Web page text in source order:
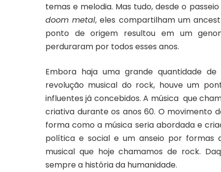
temas e melodia. Mas tudo, desde o
doom metal, eles compartilham um
ponto de origem resultou em um
perduraram por todos esses anos.
Embora haja uma grande quantidade
revolução musical do rock, houve um
influentes já concebidos. A música que
criativa durante os anos 60. O movimento
forma como a música seria abordada e
política e social e um anseio por formas
musical que hoje chamamos de rock.
sempre a história da humanidade.